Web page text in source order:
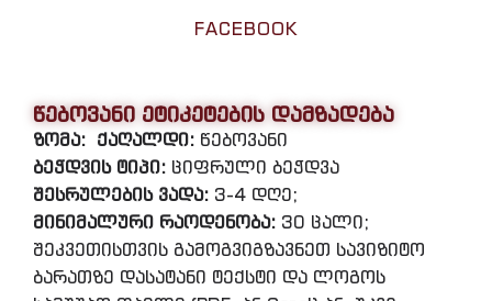
FACEBOOK
წებოვანი ეტიკეტების დამზადება
ზომა: ქაღალდი: წებოვანი
ბეჭდვის ტიპი: ციფრული ბეჭდვა
შესრულების ვადა: 3-4 დღე;
მინიმალური რაოდენობა: 30 ცალი;
შეკვეთისთვის გამოგვიგზავნეთ სავიზიტო
ბარათზე დასატანი ტექსტი და ლოგოს